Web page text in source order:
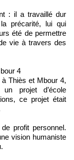
: il a travaillé dur
précarité, lui qui
été de permettre
vie à travers des
4
Thiès et Mbour 4,
projet d’école
ce projet était
profit personnel.
vision humaniste